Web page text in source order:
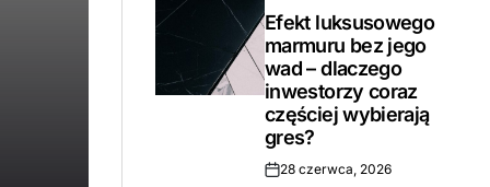
IN
Efekt luksusowego
marmuru bez jego
wad – dlaczego
inwestorzy coraz
częściej wybierają
gres?
Opublikowano
28 czerwca, 2026